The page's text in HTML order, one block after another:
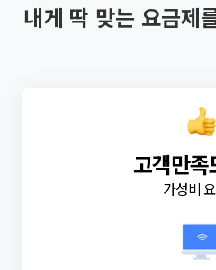
내게 딱 맞는 요금제
고객만족
가성비